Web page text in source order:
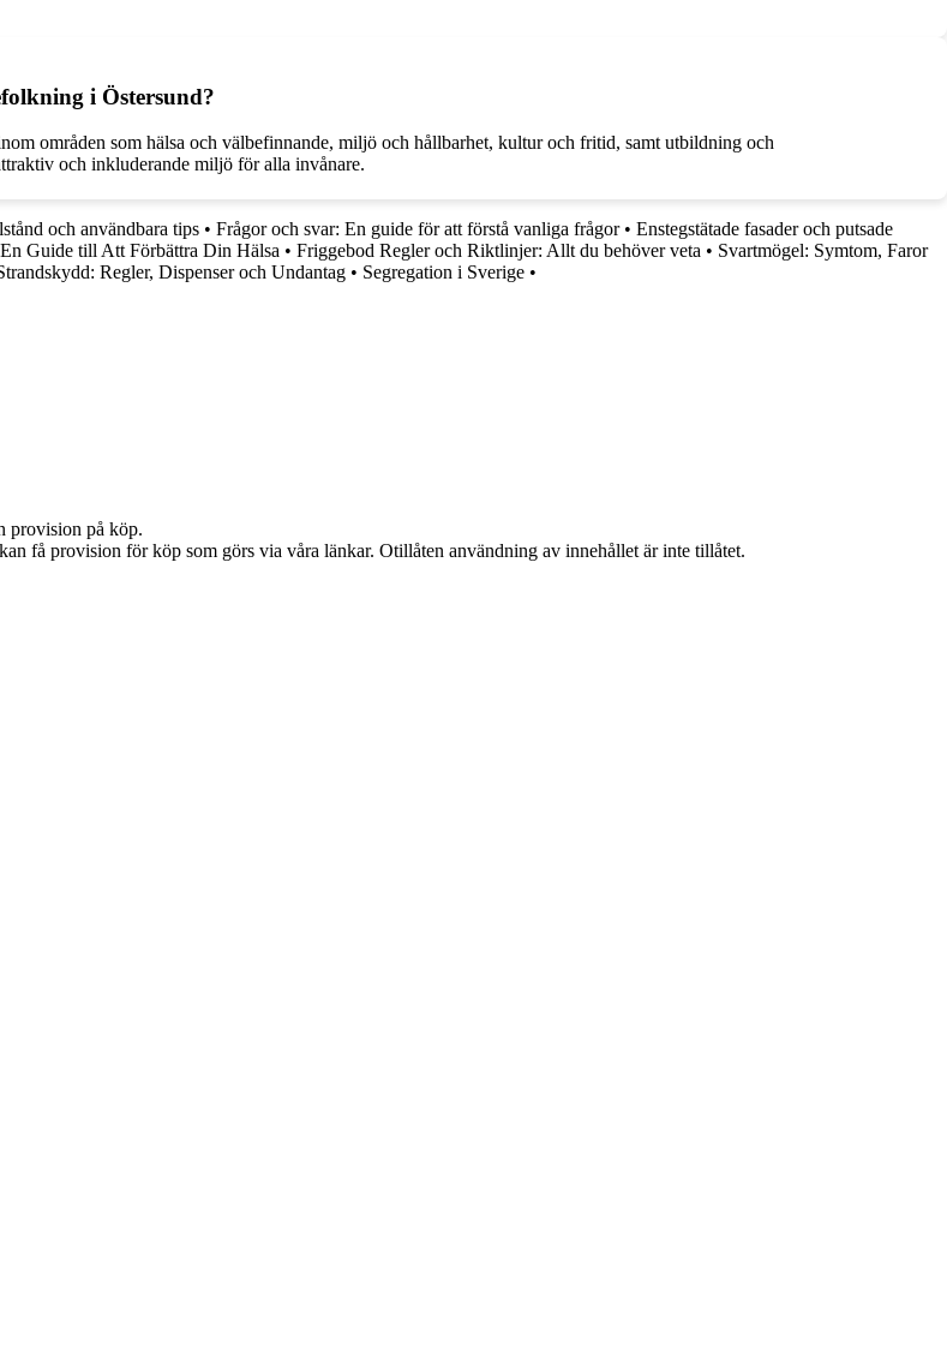
i Östersund?
områden som hälsa och välbefinnande, miljö och hållbarhet, kultur och fritid, samt utbildning och
och inkluderande miljö för alla invånare.
och användbara tips • Frågor och svar: En guide för att förstå vanliga frågor• Enstegstätade fasader och putsade
Guide till Att Förbättra Din Hälsa • Friggebod Regler och Riktlinjer: Allt du behöver veta • Svartmögel: Symtom, Faror
Regler, Dispenser och Undantag • Segregation i Sverige •
provision på köp.
få provision för köp som görs via våra länkar. Otillåten användning av innehållet är inte tillåtet.